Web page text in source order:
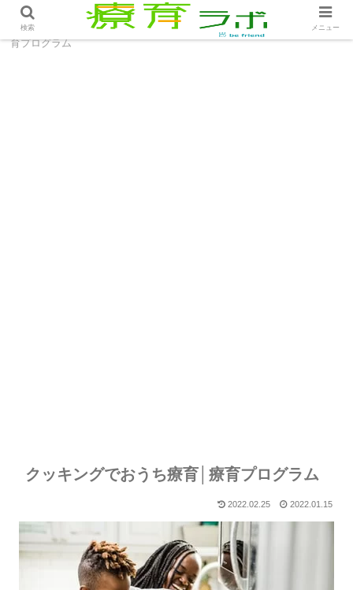
ホーム 療育プログラム
クッキングでおうち療育│療
育プログラム
クッキングでおうち療育│療育プログラム
2022.02.25 2022.01.15
検索 メニュー